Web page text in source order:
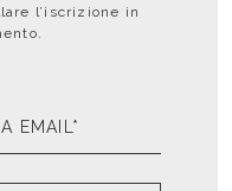
l’iscrizione in